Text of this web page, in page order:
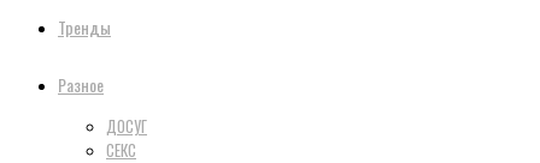
Тренды
Разное
ДОСУГ
СЕКС